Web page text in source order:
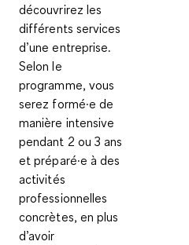
découvrirez les
différents services
d’une entreprise.
Selon le
programme, vous
serez formé·e de
manière intensive
pendant 2 ou 3 ans
et préparé·e à des
activités
professionnelles
concrètes, en plus
d’avoir